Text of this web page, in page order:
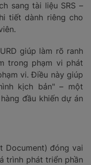
sang tài liệu SRS –
tiết dành riêng cho
giúp làm rõ ranh
trong phạm vi phát
vi. Điều này giúp
kịch bản" – một
đầu khiến dự án
Document) đóng vai
trình phát triển phần